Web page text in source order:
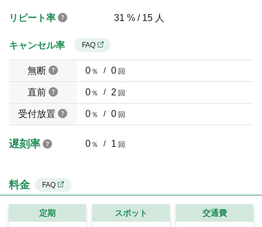
リピート率 31 % / 15 人
キャンセル率 FAQ
無断 0％ / 0 回
直前 0％ / 2 回
受付放置 0％ / 0 回
遅刻率 0％ / 1 回
料金 FAQ
定期 スポット 交通費